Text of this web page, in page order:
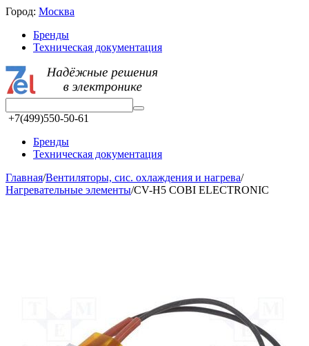
Город: Москва
Бренды
Техническая документация
+7(499)550-50-61
Бренды
Техническая документация
Главная/Вентиляторы, сис. охлаждения и нагрева/
Нагревательные элементы/CV-H5 COBI ELECTRONIC